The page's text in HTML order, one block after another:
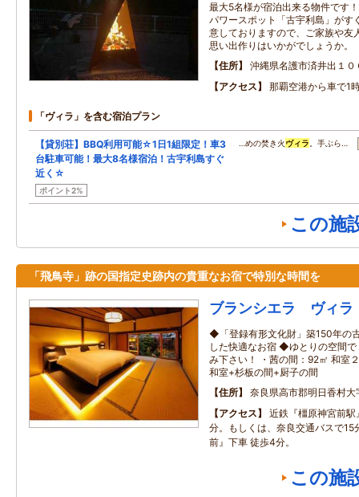
最大5名様が宿泊出来る物件です
パワースポット「古宇利島」がす
意しておりますので、ご家族や友
思い出作りはいかがでしょうか。
住所
沖縄県名護市済井出１０
アクセス
那覇空港から車で1
「ヴィラ」を含む宿泊プラン
【貸別荘】BBQ利用可能☆1日1組限定！車3
台駐車可能！最大8名様宿泊！古宇利島すぐ
近く☆
ポイント2%
…めの焚き火ヴィラ 。手ぶら…
この施
「飛鳥寺」跡の国指定史跡内の貴重なお宿で特別な時間を
ブランシエラ ヴィ
◆「登録有形文化財」築150年の
した快適なお宿 ◆ゆとりの空間
み下さい！ ・茜の間：92㎡ 和室
和室+杉板の間+厨子の間
住所
奈良県高市郡明日香村大
アクセス
近鉄『橿原神宮前
分。もしくは、奈良交通バスで15
前』下車 徒歩4分。
この施